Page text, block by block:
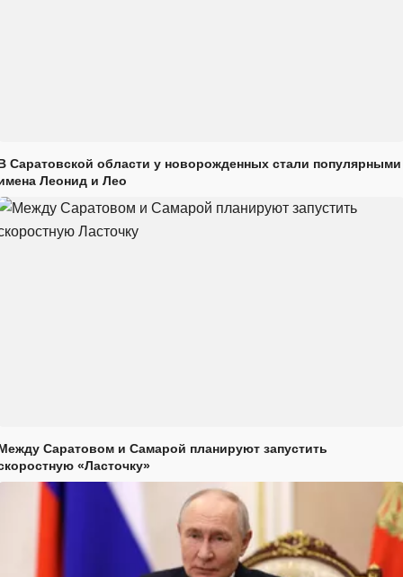
Саратовской области у новорожденных стали популярными
Леонид и Лео
Саратовом и Самарой планируют запустить
«Ласточку»